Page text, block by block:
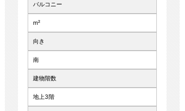
バルコニー
m²
向き
南
建物階数
地上3階